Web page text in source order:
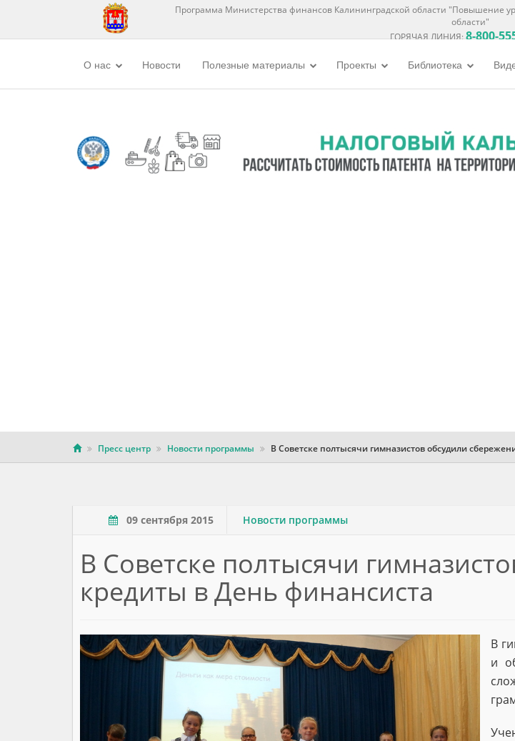
Программа Министерства финансов Калининградской области "Повышение
области"
ГОРЯЧАЯ ЛИНИЯ:8-800-
О нас Новости Полезные материалы Проекты Библиотека
Пресс центр Новости программы В Советске полтысячи гимназистов обсудили
09 сентября 2015 Новости программы
В Советске полтысячи
кредиты в День финансиста
В
и